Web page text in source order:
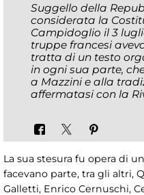
Suggello della
considerata la
Campidoglio il 3
truppe francesi
tratta di un testo
in ogni sua parte,
a Mazzini e alla
affermatasi con la
La sua stesura fu opera di
facevano parte, tra gli altri,
Galletti, Enrico Cernuschi,